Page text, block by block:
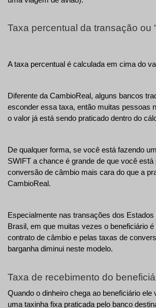
Taxa percentual da transação ou
A taxa percentual é calculada em cima do
Diferente da CambioReal, alguns bancos
esconder essa taxa, então muitas pessoas
o valor já está sendo praticado dentro do
De qualquer forma, se você está fazendo
SWIFT a chance é grande de que você está
conversão de câmbio mais cara do que a
CambioReal.
Especialmente nas transações dos Estados
Brasil, em que muitas vezes o beneficiário
contrato de câmbio e pelas taxas de
barganha diminui neste modelo.
Taxa de recebimento do
Quando o dinheiro chega ao beneficiário ele
uma taxinha fixa praticada pelo banco